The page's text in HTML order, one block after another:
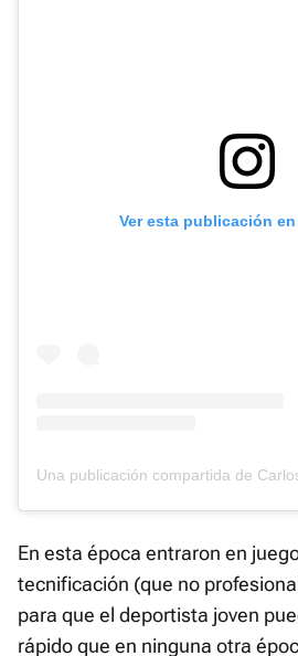
Ver esta publicación
En esta época entraron en
tecnificación (que no
para que el deportista joven
rápido que en ninguna otra